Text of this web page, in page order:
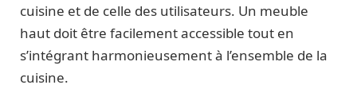
cuisine et de celle des utilisateurs. Un meuble
haut doit être facilement accessible tout en
s’intégrant harmonieusement à l’ensemble de la
cuisine.